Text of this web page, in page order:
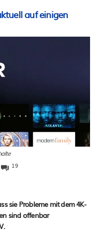
auf einigen
19
sie Probleme mit dem 4K-
sind offenbar